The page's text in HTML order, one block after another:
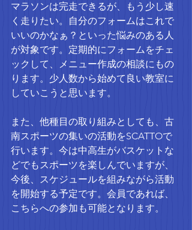
マラソンは完走できるが、もう少し速
く走りたい。自分のフォームはこれで
いいのかなぁ？といった悩みのある人
が対象です。定期的にフォームをチェ
ックして、メニュー作成の相談にもの
ります。少人数から始めて良い教室に
していこうと思います。
また、他種目の取り組みとしても、古
南スポーツの集いの活動をSCATTOで
行います。今は中高生がバスケットな
どでもスポーツを楽しんでいますが、
今後、スケジュールを組みながら活動
を開始する予定です。会員であれば、
こちらへの参加も可能となります。